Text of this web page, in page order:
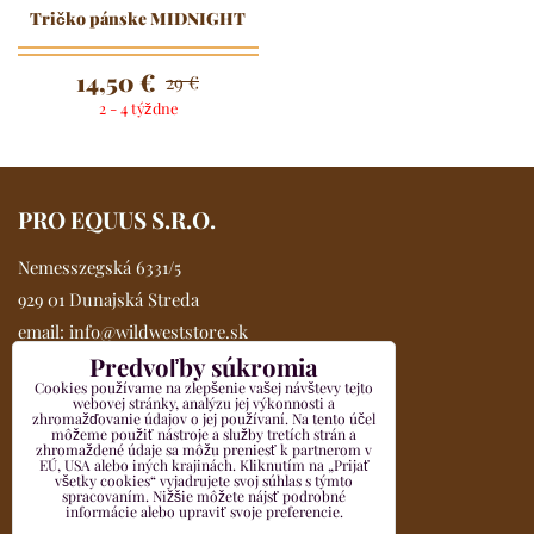
Tričko pánske MIDNIGHT
14,50 € 29 €
2 - 4 týždne
PRO EQUUS S.R.O.
Nemesszegská 6331/5
929 01 Dunajská Streda
email: info@wildweststore.sk
0902 705 517
Kompletné údaje >>
VŠETKO O NÁKUPE
Obchodné podmienky
Reklamačný formulár
Predvoľby súkromia
Cookies používame na zlepšenie vašej návštevy tejto
webovej stránky, analýzu jej výkonnosti a
zhromažďovanie údajov o jej používaní. Na tento účel
môžeme použiť nástroje a služby tretích strán a
zhromaždené údaje sa môžu preniesť k partnerom v
EÚ, USA alebo iných krajinách. Kliknutím na „Prijať
všetky cookies“ vyjadrujete svoj súhlas s týmto
spracovaním. Nižšie môžete nájsť podrobné
informácie alebo upraviť svoje preferencie.